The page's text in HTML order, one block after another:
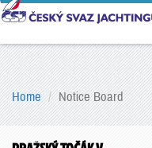
Home Notice Board